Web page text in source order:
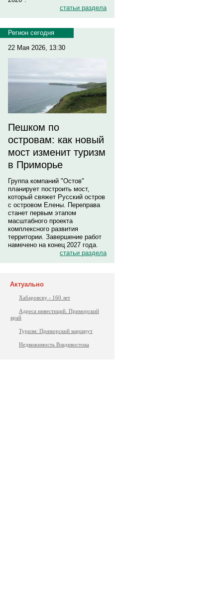
статьи раздела
Регион сегодня
22 Мая 2026, 13:30
Пешком по
островам: как новый
мост изменит туризм
в Приморье
Группа компаний "Остов"
планирует построить мост,
который свяжет Русский остров
с островом Елены. Переправа
станет первым этапом
масштабного проекта
комплексного развития
территории. Завершение работ
намечено на конец 2027 года.
статьи раздела
Актуально
Хабаровску - 160 лет
Адреса инвестиций. Приморский
край
Туризм: Приморский маршрут
Недвижимость Владивостока